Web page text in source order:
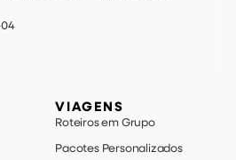
VIAGENS
Roteiros em Grupo
Pacotes Personalizados